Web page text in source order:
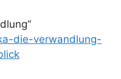
die-verwandlung-